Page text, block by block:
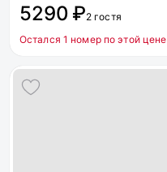
5290 ₽2 гостя
Остался 1 номер по этой цене